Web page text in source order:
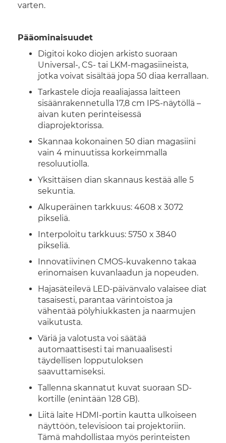
varten.
Pääominaisuudet
Digitoi koko diojen arkisto suoraan
Universal-, CS- tai LKM-magasiineista,
jotka voivat sisältää jopa 50 diaa kerrallaan.
Tarkastele dioja reaaliajassa laitteen
sisäänrakennetulla 17,8 cm IPS-näytöllä –
aivan kuten perinteisessä
diaprojektorissa.
Skannaa kokonainen 50 dian magasiini
vain 4 minuutissa korkeimmalla
resoluutiolla.
Yksittäisen dian skannaus kestää alle 5
sekuntia.
Alkuperäinen tarkkuus: 4608 x 3072
pikseliä.
Interpoloitu tarkkuus: 5750 x 3840
pikseliä.
Innovatiivinen CMOS-kuvakenno takaa
erinomaisen kuvanlaadun ja nopeuden.
Hajasäteilevä LED-päivänvalo valaisee diat
tasaisesti, parantaa värintoistoa ja
vähentää pölyhiukkasten ja naarmujen
vaikutusta.
Väriä ja valotusta voi säätää
automaattisesti tai manuaalisesti
täydellisen lopputuloksen
saavuttamiseksi.
Tallenna skannatut kuvat suoraan SD-
kortille (enintään 128 GB).
Liitä laite HDMI-portin kautta ulkoiseen
näyttöön, televisioon tai projektoriin.
Tämä mahdollistaa myös perinteisten